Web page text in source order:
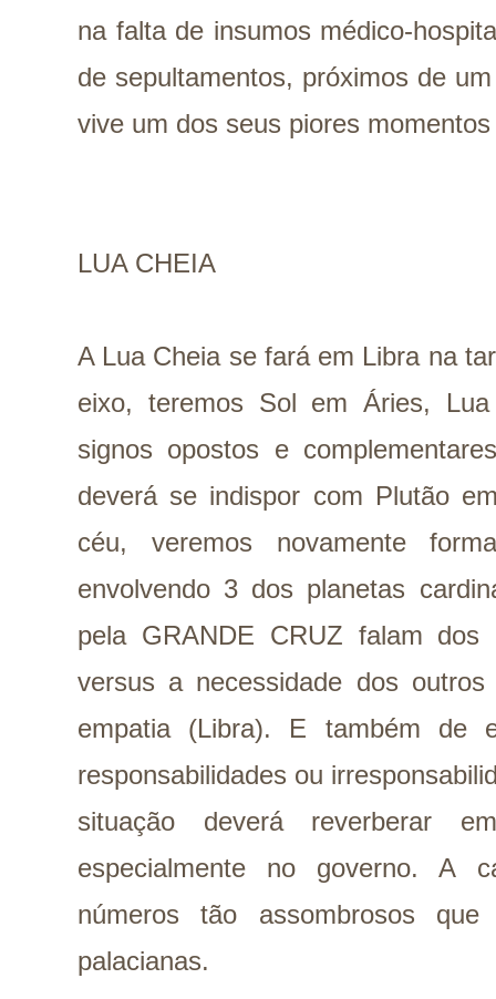
na falta de insumos médico-
de sepultamentos, próximos de
vive um dos seus piores
LUA CHEIA
A Lua Cheia se fará em Libra na
eixo, teremos Sol em Áries,
signos opostos e
deverá se indispor com Plutão
céu, veremos novamente
envolvendo 3 dos planetas
pela GRANDE CRUZ falam dos
versus a necessidade dos
empatia (Libra). E também de
responsabilidades ou
situação deverá reverberar
especialmente no governo. A
números tão assombrosos
palacianas.